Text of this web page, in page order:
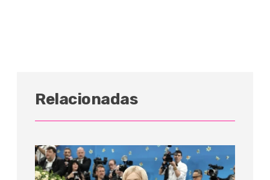
Relacionadas